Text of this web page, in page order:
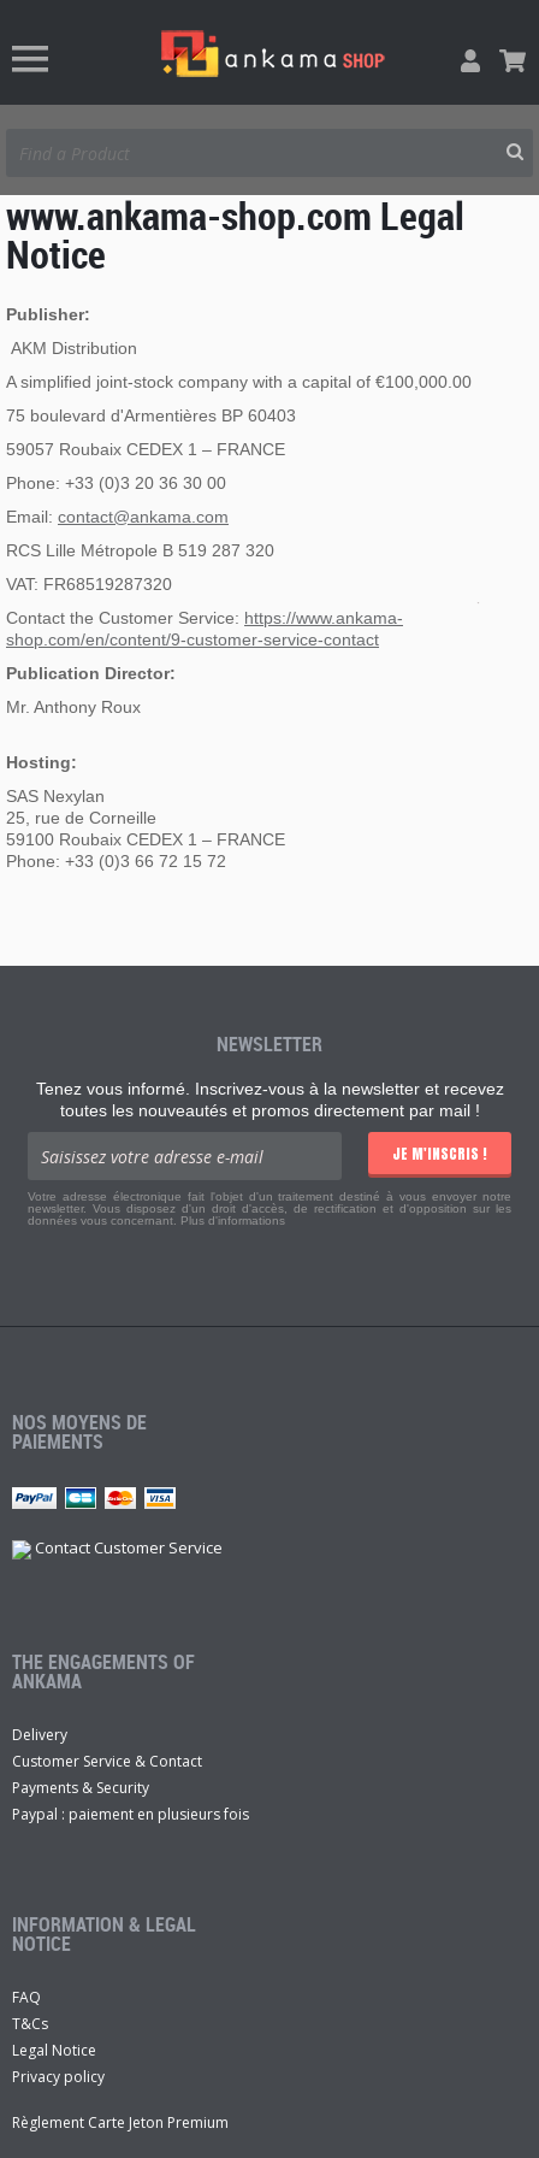
www.ankama-shop.com Legal
Notice
Publisher:
AKM Distribution
A simplified joint-stock company with a capital of €100,000.00
75 boulevard d'Armentières BP 60403
59057 Roubaix CEDEX 1 – FRANCE
Phone: +33 (0)3 20 36 30 00
Email: contact@ankama.com
RCS Lille Métropole B 519 287 320
VAT: FR68519287320
Contact the Customer Service: https://www.ankama-
shop.com/en/content/9-customer-service-contact
Publication Director:
Mr. Anthony Roux
Hosting:
SAS Nexylan
25, rue de Corneille
59100 Roubaix CEDEX 1 – FRANCE
Phone: +33 (0)3 66 72 15 72
NEWSLETTER
Tenez vous informé. Inscrivez-vous à la newsletter et recevez
toutes les nouveautés et promos directement par mail !
JE M'INSCRIS !
Votre adresse électronique fait l'objet d'un traitement destiné à vous envoyer notre
newsletter. Vous disposez d'un droit d'accès, de rectification et d'opposition sur les
données vous concernant. Plus d'informations
NOS MOYENS DE
PAIEMENTS
Contact Customer Service
THE ENGAGEMENTS OF
ANKAMA
Delivery
Customer Service & Contact
Payments & Security
Paypal : paiement en plusieurs fois
INFORMATION & LEGAL
NOTICE
FAQ
T&Cs
Legal Notice
Privacy policy
Règlement Carte Jeton Premium